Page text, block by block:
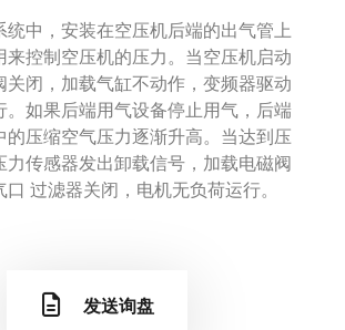
统中，安装在空压机后端的出气管上
来控制空压机的压力。当空压机启动
关闭，加载气缸不动作，变频器驱动
。如果后端用气设备停止用气，后端
的压缩空气压力逐渐升高。当达到压
力传感器发出卸载信号，加载电磁阀
过滤器关闭，电机无负荷运行。
发送询盘